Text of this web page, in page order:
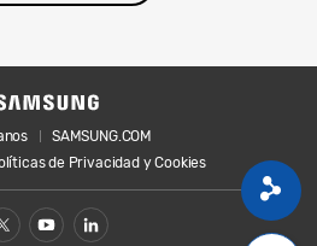
SAMSUNG.COM
de Privacidad y Cookies